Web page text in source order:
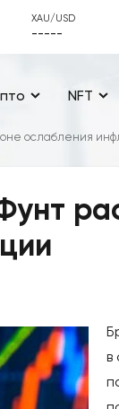
XAU/USD
-----
NFT
ослабления
в